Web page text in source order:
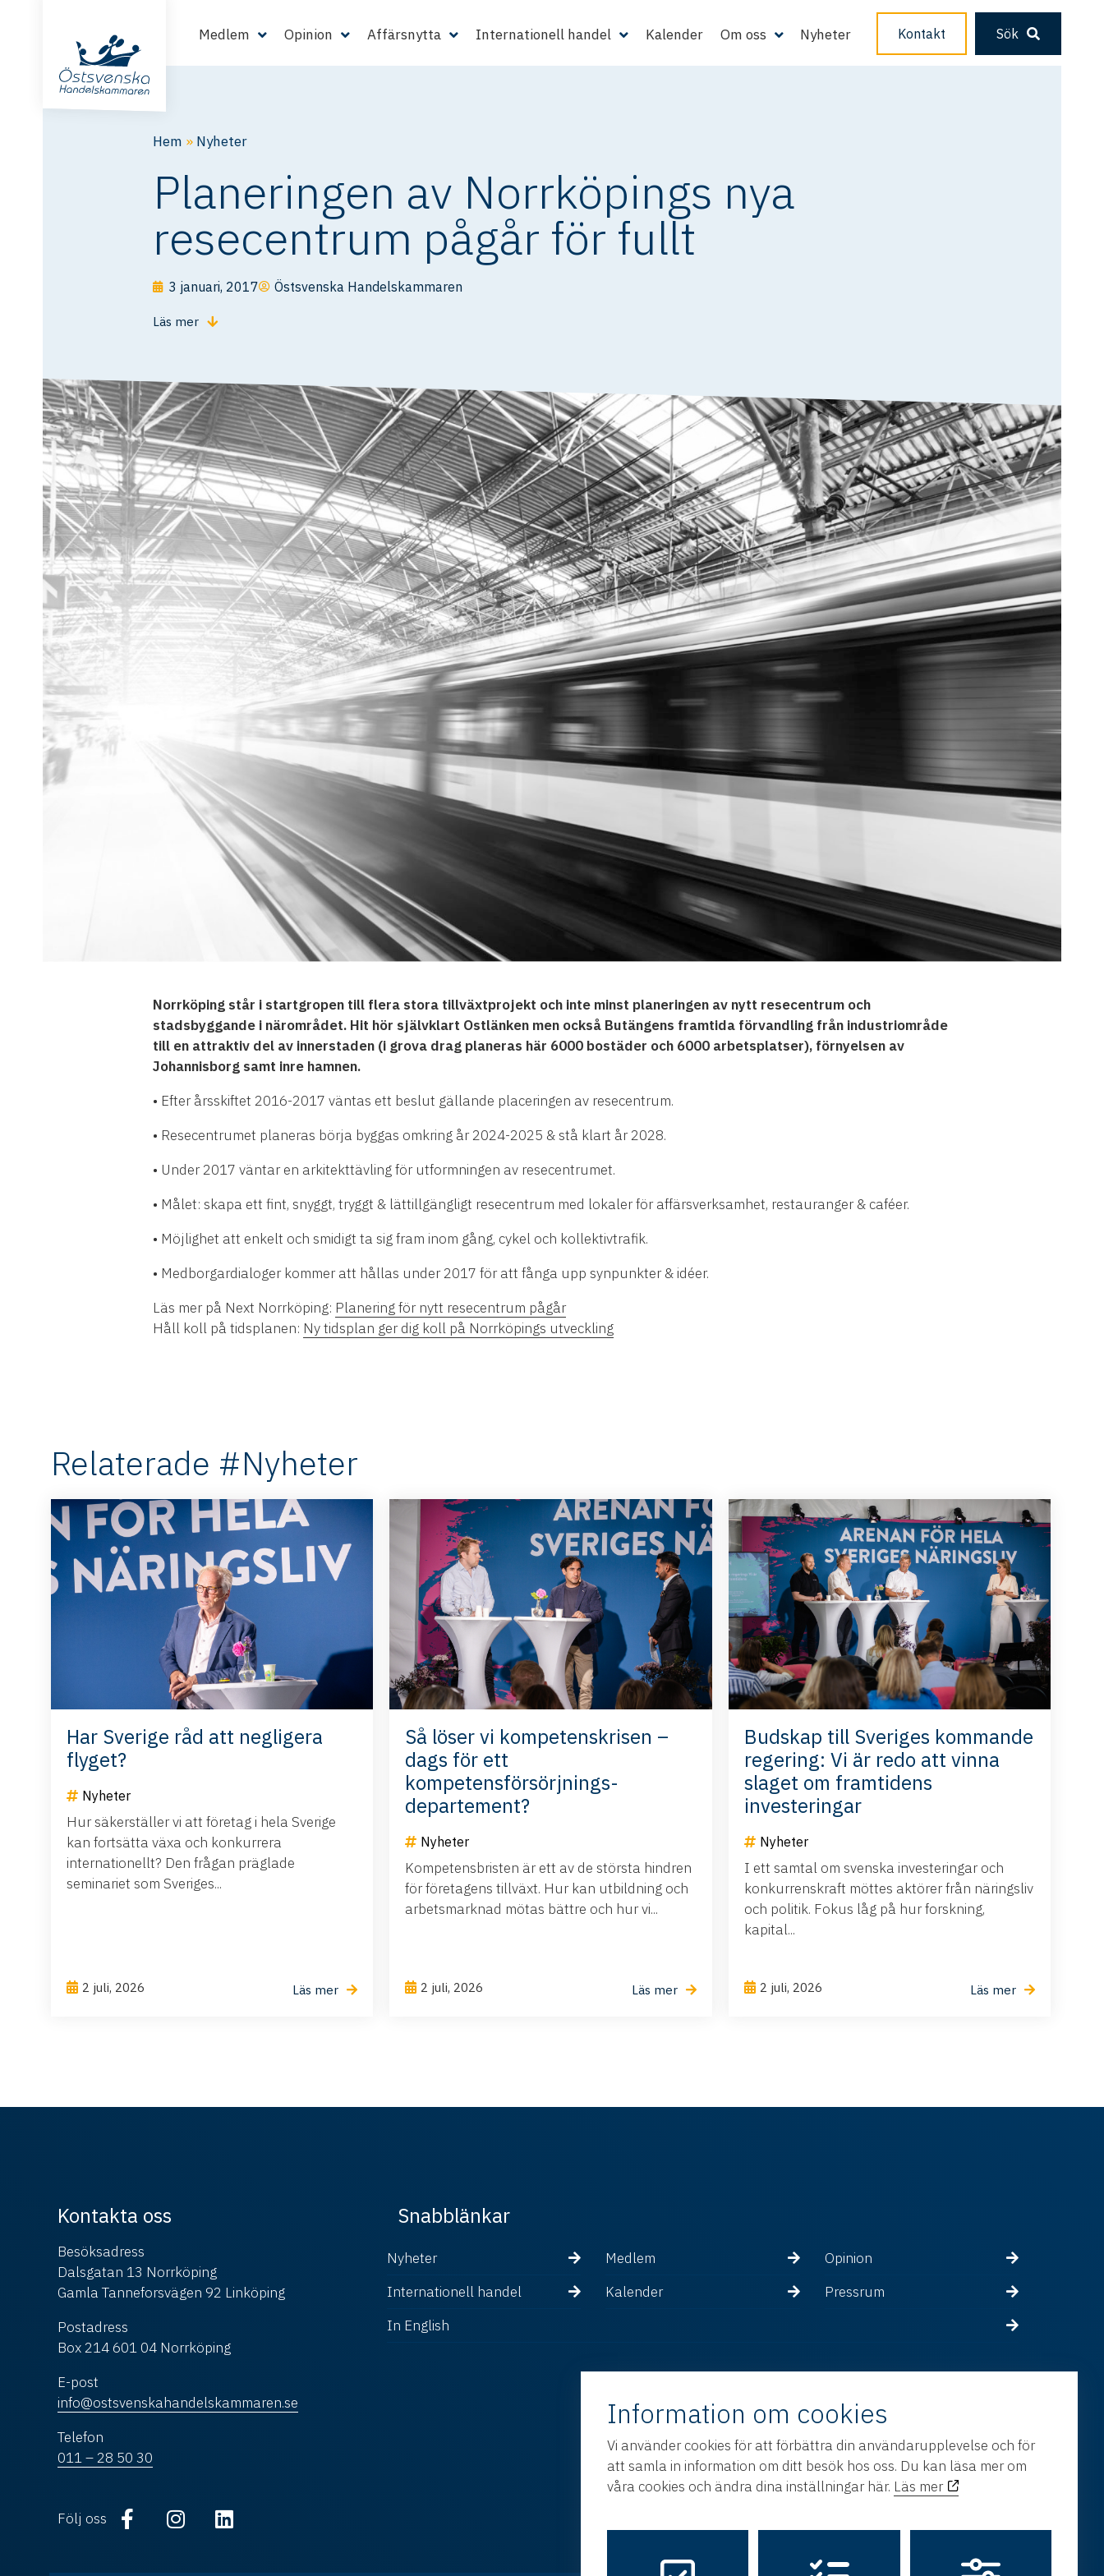
Medlem Opinion Affärsnytta Internationell handel Kalender Om oss Nyheter Kontakt Sök
Hem » Nyheter
Planeringen av Norrköpings nya
resecentrum pågår för fullt
3 januari, 2017 Östsvenska Handelskammaren
Läs mer
Norrköping står i startgropen till flera stora tillväxtprojekt och inte minst planeringen av nytt resecentrum och
stadsbyggande i närområdet. Hit hör självklart Ostlänken men också Butängens framtida förvandling från industriområde
till en attraktiv del av innerstaden (i grova drag planeras här 6000 bostäder och 6000 arbetsplatser), förnyelsen av
Johannisborg samt inre hamnen.
• Efter årsskiftet 2016-2017 väntas ett beslut gällande placeringen av resecentrum.
• Resecentrumet planeras börja byggas omkring år 2024-2025 & stå klart år 2028.
• Under 2017 väntar en arkitekttävling för utformningen av resecentrumet.
• Målet: skapa ett fint, snyggt, tryggt & lättillgängligt resecentrum med lokaler för affärsverksamhet, restauranger & caféer.
• Möjlighet att enkelt och smidigt ta sig fram inom gång, cykel och kollektivtrafik.
• Medborgardialoger kommer att hållas under 2017 för att fånga upp synpunkter & idéer.
Läs mer på Next Norrköping: Planering för nytt resecentrum pågår
Håll koll på tidsplanen: Ny tidsplan ger dig koll på Norrköpings utveckling
Relaterade #Nyheter
Har Sverige råd att negligera
flyget?
Nyheter
Hur säkerställer vi att företag i hela Sverige
kan fortsätta växa och konkurrera
internationellt? Den frågan präglade
seminariet som Sveriges...
2 juli, 2026 Läs mer
Så löser vi kompetenskrisen –
dags för ett
kompetensförsörjnings-
departement?
Nyheter
Kompetensbristen är ett av de största hindren
för företagens tillväxt. Hur kan utbildning och
arbetsmarknad mötas bättre och hur vi...
2 juli, 2026 Läs mer
Budskap till Sveriges kommande
regering: Vi är redo att vinna
slaget om framtidens
investeringar
Nyheter
I ett samtal om svenska investeringar och
konkurrenskraft möttes aktörer från näringsliv
och politik. Fokus låg på hur forskning,
kapital...
2 juli, 2026 Läs mer
Kontakta oss
Besöksadress
Dalsgatan 13 Norrköping
Gamla Tanneforsvägen 92 Linköping
Postadress
Box 214 601 04 Norrköping
E-post
info@ostsvenskahandelskammaren.se
Telefon
011 – 28 50 30
Följ oss
Snabblänkar
Nyheter Medlem
Opinion
Internationell handel
Kalender
Pressrum
In English
Information om cookies
Vi använder cookies för att förbättra din användarupplevelse och för
att samla in information om ditt besök hos oss. Du kan läsa mer om
våra cookies och ändra dina inställningar här. Läs mer